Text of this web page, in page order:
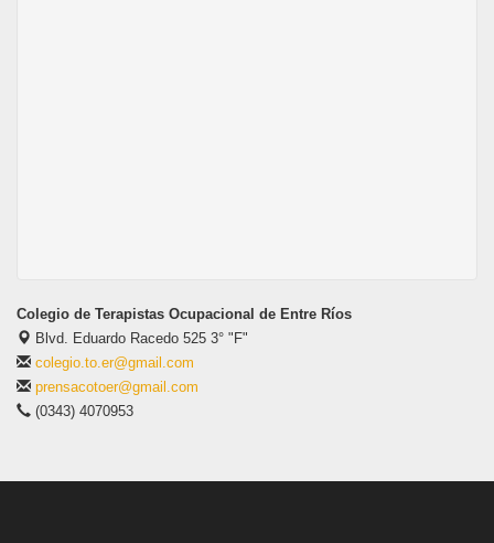
Colegio de Terapistas Ocupacional de Entre Ríos
Blvd. Eduardo Racedo 525 3° "F"
colegio.to.er@gmail.com
prensacotoer@gmail.com
(0343) 4070953